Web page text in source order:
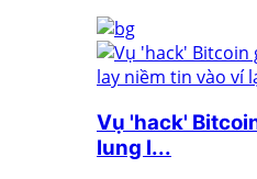
Vụ 'hack'
lung l...